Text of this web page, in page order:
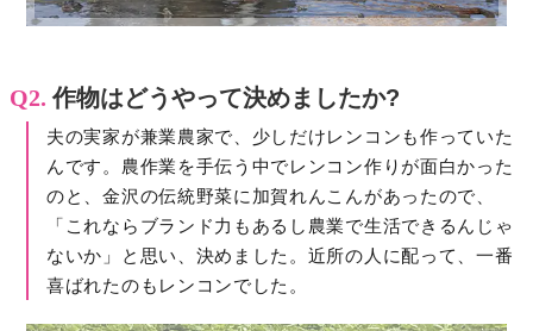
Q2. 作物はどうやって決めましたか?
夫の実家が兼業農家で、少しだけレンコンも作っていた
んです。農作業を手伝う中でレンコン作りが面白かった
のと、金沢の伝統野菜に加賀れんこんがあったので、
「これならブランド力もあるし農業で生活できるんじゃ
ないか」と思い、決めました。近所の人に配って、一番
喜ばれたのもレンコンでした。